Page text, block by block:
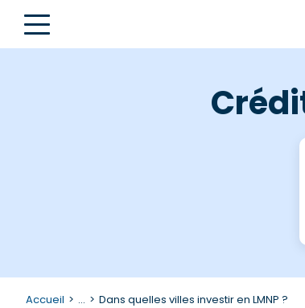
Accueil ... Dans quelles villes investir en LMNP ?